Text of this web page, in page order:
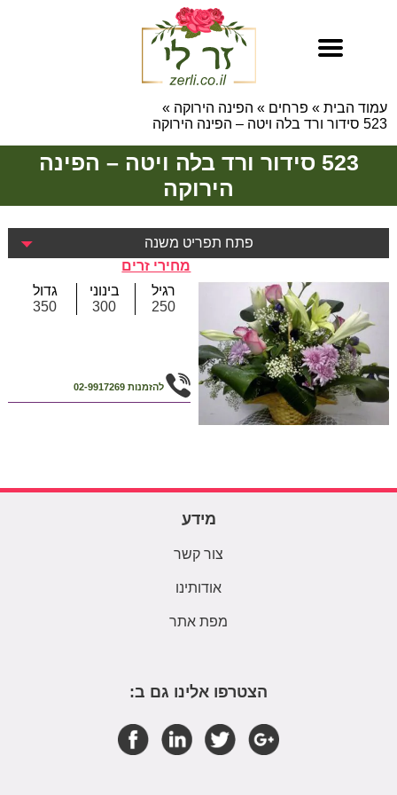
עמוד הבית » פרחים » הפינה הירוקה »
523 סידור ורד בלה ויטה – הפינה הירוקה
523 סידור ורד בלה ויטה – הפינה
הירוקה
פתח תפריט משנה
מחירי זרים
רגיל
250
בינוני
300
גדול
350
להזמנות 02-9917269
מידע
צור קשר
אודותינו
מפת אתר
הצטרפו אלינו גם ב: